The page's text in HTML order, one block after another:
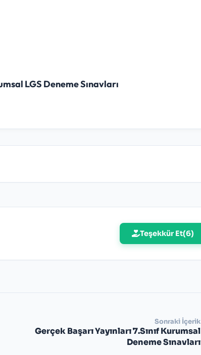
LGS Deneme Sınavları
Teşekkür Et(6)
Sonraki İçerik
Gerçek Başarı Yayınları 7.Sınıf Kurumsal
Deneme Sınavları